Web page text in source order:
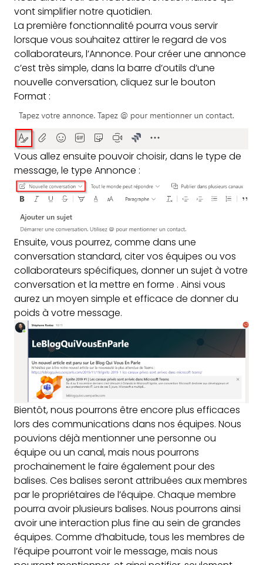
vont simplifier notre quotidien.
La première fonctionnalité pourra vous servir
lorsque vous souhaitez attirer le regard de vos
collaborateurs, l’Annonce. Pour créer une annonce
c’est très simple, dans la barre d’outils d’une
nouvelle conversation, cliquez sur le bouton
Format :
Vous allez ensuite pouvoir choisir, dans le type de
message, le type Annonce :
Ensuite, vous pourrez, comme dans une
conversation standard, citer vos équipes ou vos
collaborateurs spécifiques, donner un sujet à votre
conversation et la mettre en forme . Ainsi vous
aurez un moyen simple et efficace de donner du
poids à votre message.
Bientôt, nous pourrons être encore plus efficaces
lors des communications dans nos équipes. Nous
pouvions déjà mentionner une personne ou
équipe ou un canal, mais nous pourrons
prochainement le faire également pour des
balises. Ces balises seront attribuées aux membres
par le propriétaires de l’équipe. Chaque membre
pourra avoir plusieurs balises. Nous pourrons ainsi
avoir une interaction plus fine au sein de grandes
équipes. Comme d’habitude, tous les membres de
l’équipe pourront voir le message, mais nous